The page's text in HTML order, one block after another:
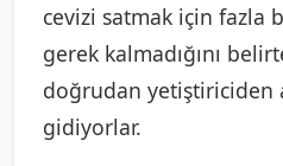
cevizi satmak için fazla
gerek kalmadığını
doğrudan yetiştiriciden
gidiyorlar.